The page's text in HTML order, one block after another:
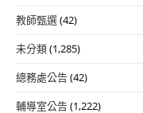
教師甄選(42)
未分類(1,285)
總務處公告(42)
輔導室公告(1,222)